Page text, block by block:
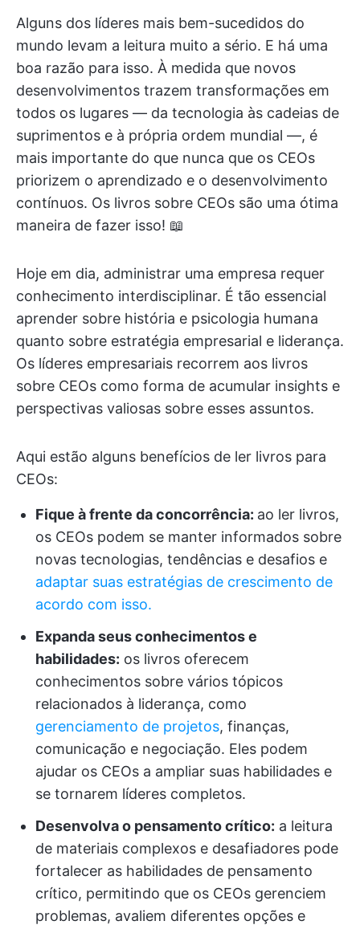
Alguns dos líderes mais bem-sucedidos do
mundo levam a leitura muito a sério. E há uma
boa razão para isso. À medida que novos
desenvolvimentos trazem transformações em
todos os lugares — da tecnologia às cadeias de
suprimentos e à própria ordem mundial —, é
mais importante do que nunca que os CEOs
priorizem o aprendizado e o desenvolvimento
contínuos. Os livros sobre CEOs são uma ótima
maneira de fazer isso! 📖
Hoje em dia, administrar uma empresa requer
conhecimento interdisciplinar. É tão essencial
aprender sobre história e psicologia humana
quanto sobre estratégia empresarial e liderança.
Os líderes empresariais recorrem aos livros
sobre CEOs como forma de acumular insights e
perspectivas valiosas sobre esses assuntos.
Aqui estão alguns benefícios de ler livros para
CEOs:
Fique à frente da concorrência: ao ler livros,
os CEOs podem se manter informados sobre
novas tecnologias, tendências e desafios e
adaptar suas estratégias de crescimento de
acordo com isso.
Expanda seus conhecimentos e
habilidades: os livros oferecem
conhecimentos sobre vários tópicos
relacionados à liderança, como
gerenciamento de projetos, finanças,
comunicação e negociação. Eles podem
ajudar os CEOs a ampliar suas habilidades e
se tornarem líderes completos.
Desenvolva o pensamento crítico: a leitura
de materiais complexos e desafiadores pode
fortalecer as habilidades de pensamento
crítico, permitindo que os CEOs gerenciem
problemas, avaliem diferentes opções e